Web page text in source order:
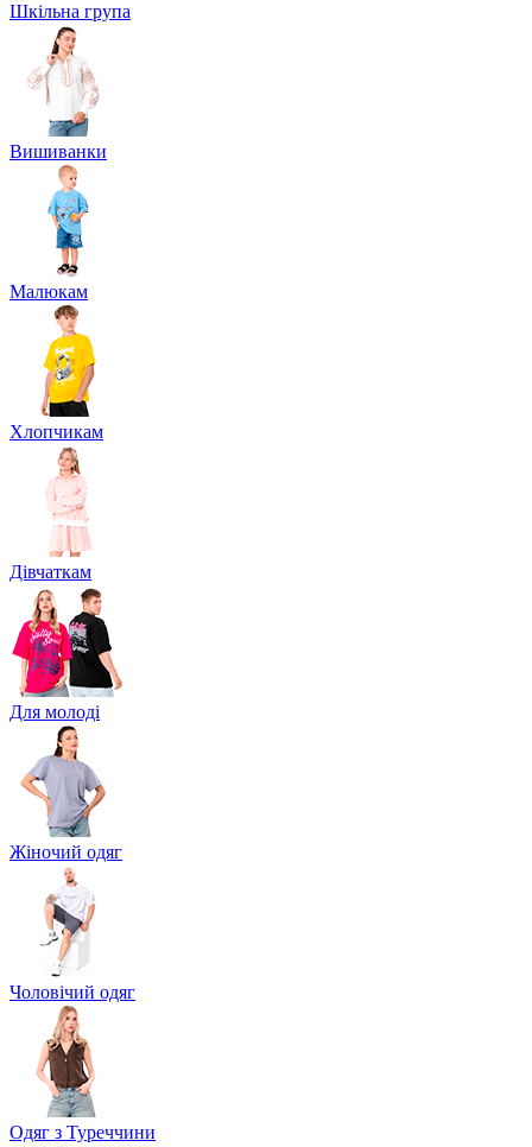
Шкільна група
Вишиванки
Малюкам
Хлопчикам
Дівчаткам
Для молоді
Жіночий одяг
Чоловічий одяг
Одяг з Туреччини